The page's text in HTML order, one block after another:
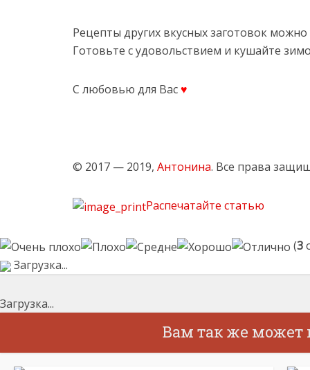
Рецепты других вкусных заготовок
Готовьте с удовольствием и кушайте
С любовью для Вас♥
© 2017 — 2019, Антонина. Все права
Распечатайте статью
(3
Загрузка...
Загрузка...
Вам так же может